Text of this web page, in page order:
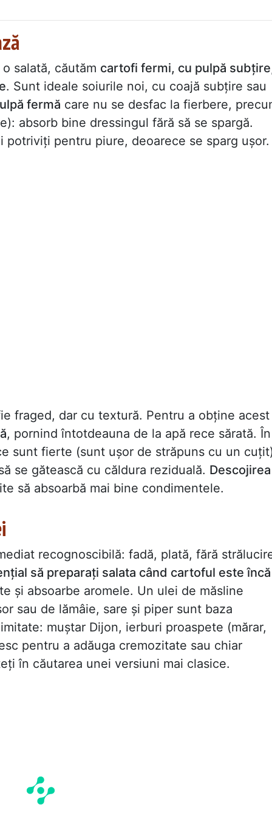
salată, căutăm cartofi fermi, cu pulpă
. Sunt ideale soiurile noi, cu coajă subțire sau
fermă care nu se desfac la fierbere,
absorb bine dressingul fără să se spargă.
pentru piure, deoarece se sparg ușor.
fraged, dar cu textură. Pentru a obține acest
, pornind întotdeauna de la apă rece sărată. În
sunt fierte (sunt ușor de străpuns cu un
se gătească cu căldura reziduală. Descojirea
să absoarbă mai bine condimentele.
recognoscibilă: fadă, plată, fără
să preparați salata când cartoful este încă
și absoarbe aromele. Un ulei de măsline
sau de lămâie, sare și piper sunt baza
muștar Dijon, ierburi proaspete (mărar,
pentru a adăuga cremozitate sau chiar
în căutarea unei versiuni mai clasice.